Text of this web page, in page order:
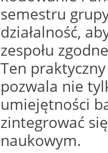
semestru
działalność,
zespołu
Ten
pozwala nie
umiejętności
zintegrować
naukowym.